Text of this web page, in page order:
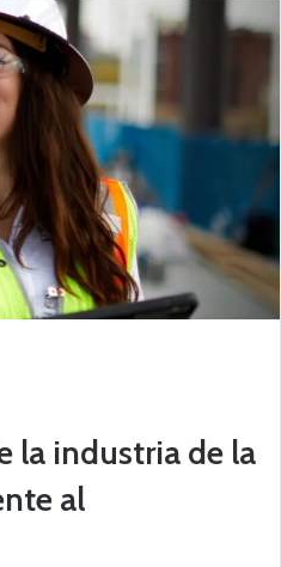
la industria de la
al